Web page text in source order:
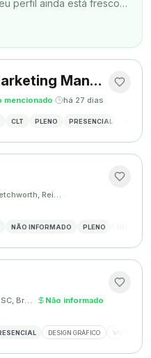
perfil ainda está fresco
Content Creator & Marketing Manager
mencionado· há 27 dias
CLT PLENO PRESENCIAL
Letchworth, Reino Unido ·
NÃO INFORMADO PLENO
Palhoça, SC, Brasil · Não informado·
DESIGN GRÁFICO VAGA